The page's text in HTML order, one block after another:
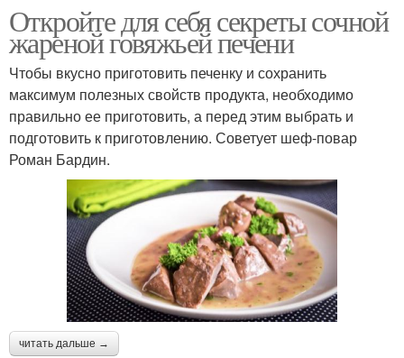
Откройте для себя секреты сочной
жареной говяжьей печени
Чтобы вкусно приготовить печенку и сохранить
максимум полезных свойств продукта, необходимо
правильно ее приготовить, а перед этим выбрать и
подготовить к приготовлению. Советует шеф-повар
Роман Бардин.
читать дальше →